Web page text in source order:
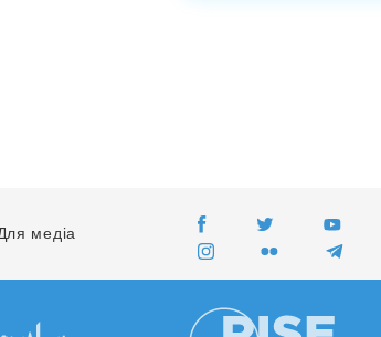
медіа